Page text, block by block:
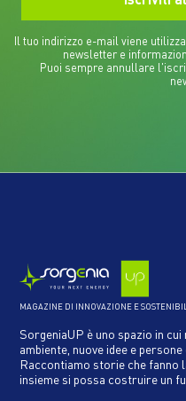
Il tuo indirizzo e-mail viene
newsletter e
Puoi sempre annullare
MAGAZINE DI INNOVAZIONE E
SorgeniaUP è uno spazio in
ambiente, nuove idee e
Raccontiamo storie che fanno
insieme si possa costruire un